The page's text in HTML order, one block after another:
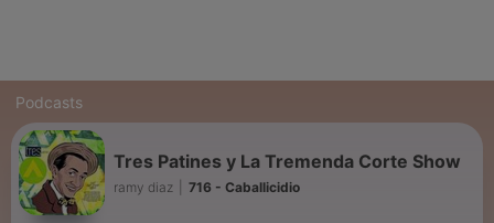
Podcasts
Tres Patines y La Tremenda Corte Show
ramy diaz 716 - Caballicidio